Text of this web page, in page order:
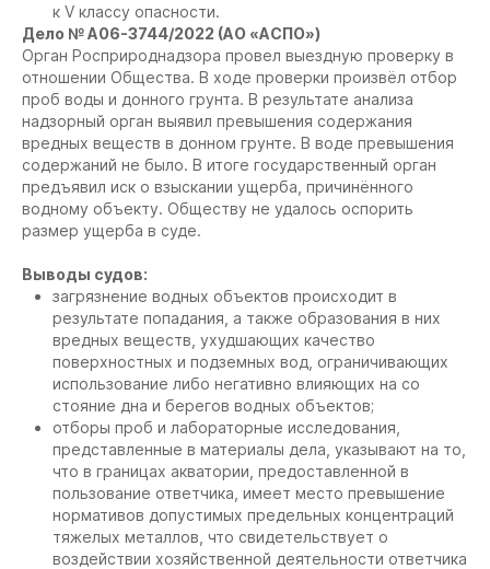
к V классу опасности.
Дело № А06-3744/2022 (АО «АСПО»)
Орган Росприроднадзора провел выездную проверку в
отношении Общества. В ходе проверки произвёл отбор
проб воды и донного грунта. В результате анализа
надзорный орган выявил превышения содержания
вредных веществ в донном грунте. В воде превышения
содержаний не было. В итоге государственный орган
предъявил иск о взыскании ущерба, причинённого
водному объекту. Обществу не удалось оспорить
размер ущерба в суде.
Выводы судов:
загрязнение водных объектов происходит в
результате попадания, а также образования в них
вредных веществ, ухудшающих качество
поверхностных и подземных вод, ограничивающих
использование либо негативно влияющих на со
стояние дна и берегов водных объектов;
отборы проб и лабораторные исследования,
представленные в материалы дела, указывают на то,
что в границах акватории, предоставленной в
пользование ответчика, имеет место превышение
нормативов допустимых предельных концентраций
тяжелых металлов, что свидетельствует о
воздействии хозяйственной деятельности ответчика